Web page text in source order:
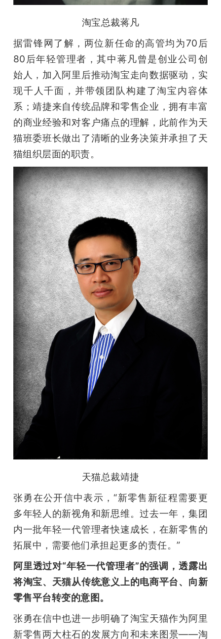
淘宝总裁蒋凡
据雷锋网了解，两位新任命的高管均为70后
80后年轻管理者，其中蒋凡曾是创业公司创
始人，加入阿里后推动淘宝走向数据驱动，实
现千人千面，并带领团队构建了淘宝内容体
系；靖捷来自传统品牌和零售企业，拥有丰富
的商业经验和对客户痛点的理解，此前作为天
猫班委班长做出了清晰的业务决策并承担了天
猫组织层面的职责。
天猫总裁靖捷
张勇在公开信中表示，“新零售新征程需要更
多年轻人的新视角和新思维。过去一年，集团
内一批年轻一代管理者快速成长，在新零售的
拓展中，需要他们承担起更多的责任。”
阿里透过对“年轻一代管理者”的强调，透露出
将淘宝、天猫从传统意义上的电商平台、向新
零售平台转变的意图。
张勇在信中也进一步明确了淘宝天猫作为阿里
新零售两大柱石的发展方向和未来图景——淘